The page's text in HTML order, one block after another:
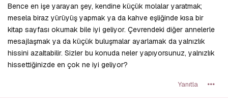
Bence en işe yarayan şey, kendine küçük molalar yaratmak;
mesela biraz yürüyüş yapmak ya da kahve eşliğinde kısa bir
kitap sayfası okumak bile iyi geliyor. Çevrendeki diğer annelerle
mesajlaşmak ya da küçük buluşmalar ayarlamak da yalnızlık
hissini azaltabilir. Sizler bu konuda neler yapıyorsunuz, yalnızlık
hissettiğinizde en çok ne iyi geliyor?
Yanıtla